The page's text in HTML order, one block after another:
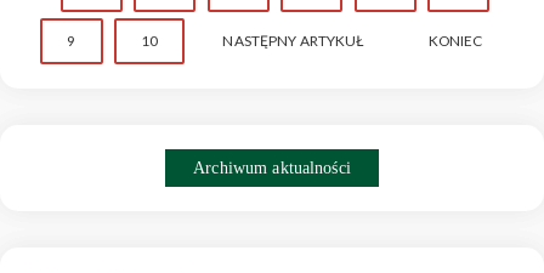
9 10 NASTĘPNY ARTYKUŁ KONIEC
Archiwum aktualności